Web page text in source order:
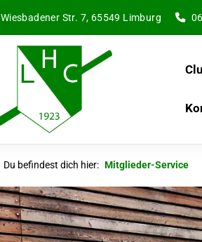
Wiesbadener Str. 7, 65549 Limburg
Du befindest dich hier: Mitglieder-Service